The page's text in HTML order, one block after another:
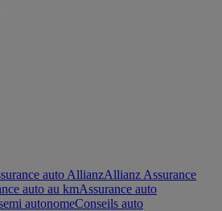
auto AllianzAllianz Assurance
auto au kmAssurance auto
autonomeConseils auto